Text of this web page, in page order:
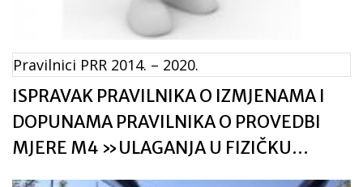
Pravilnici PRR 2014. – 2020.
ISPRAVAK PRAVILNIKA O IZMJENAMA I
DOPUNAMA PRAVILNIKA O PROVEDBI
MJERE M4 »ULAGANJA U FIZIČKU